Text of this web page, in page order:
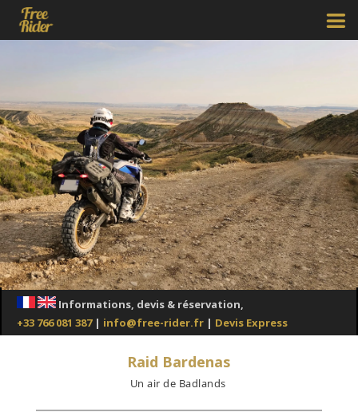
Informations, devis & réservation,
+33 766 081 387| info@free-rider.fr | Devis Express
Raid Bardenas
Un air de Badlands